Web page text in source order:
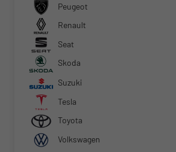
Peugeot
Renault
Seat
Skoda
Suzuki
Tesla
Toyota
Volkswagen